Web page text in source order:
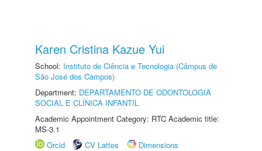
Karen Cristina Kazue Yui
School: Instituto de Ciência e Tecnologia (Câmpus de
São José dos Campos)
Department: DEPARTAMENTO DE ODONTOLOGIA
SOCIAL E CLÍNICA INFANTIL
Academic Appointment Category: RTC Academic title:
MS-3.1
Orcid
CV Lattes
Dimensions